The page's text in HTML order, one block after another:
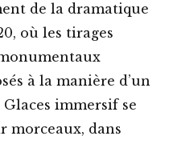
de la dramatique
où les tirages
à la manière d’un
immersif se
morceaux, dans